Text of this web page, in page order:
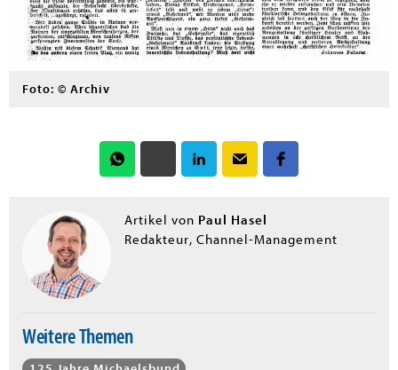
Foto: © Archiv
Artikel von Paul Hasel
Redakteur, Channel-Management
Weitere Themen